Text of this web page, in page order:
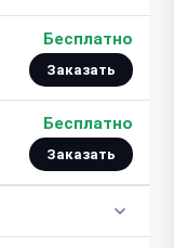
Бесплатно
Заказать
Бесплатно
Заказать